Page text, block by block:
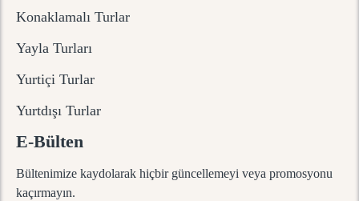
Konaklamalı Turlar
Yayla Turları
Yurtiçi Turlar
Yurtdışı Turlar
E-Bülten
Bültenimize kaydolarak hiçbir güncellemeyi veya promosyonu
kaçırmayın.